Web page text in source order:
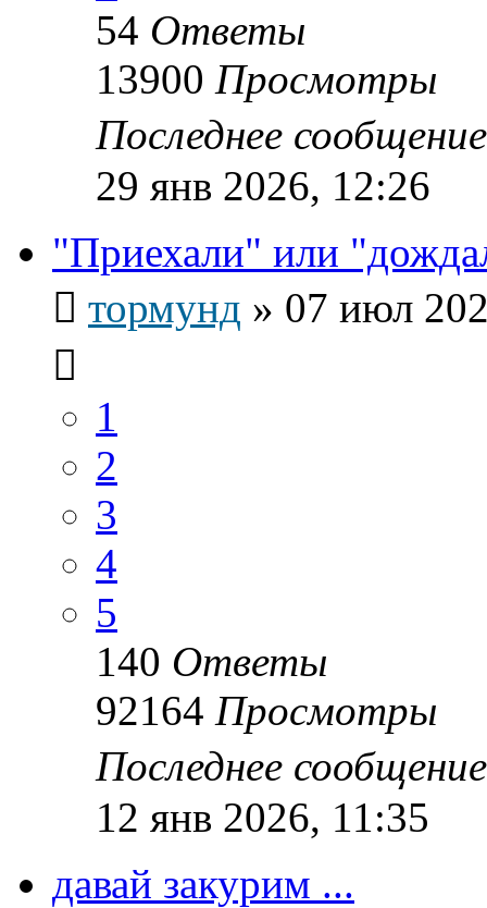
54 Ответы
13900 Просмотры
Последнее
29 янв 2026, 12:26
"Приехали" или
тормунд » 07 июл
1
2
3
4
5
140 Ответы
92164 Просмотры
Последнее
12 янв 2026, 11:35
давай закурим ...